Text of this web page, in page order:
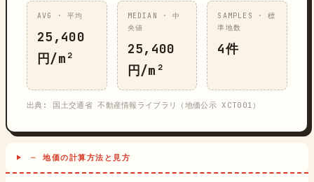
AVG · 平均
25,400
円/m²
MEDIAN · 中
央値
25,400
円/m²
SAMPLES · 標
準地数
4件
出典: 国土交通省 不動産情報ライブラリ（地価公示 XCT001）
─ 地価の計算方法と見方